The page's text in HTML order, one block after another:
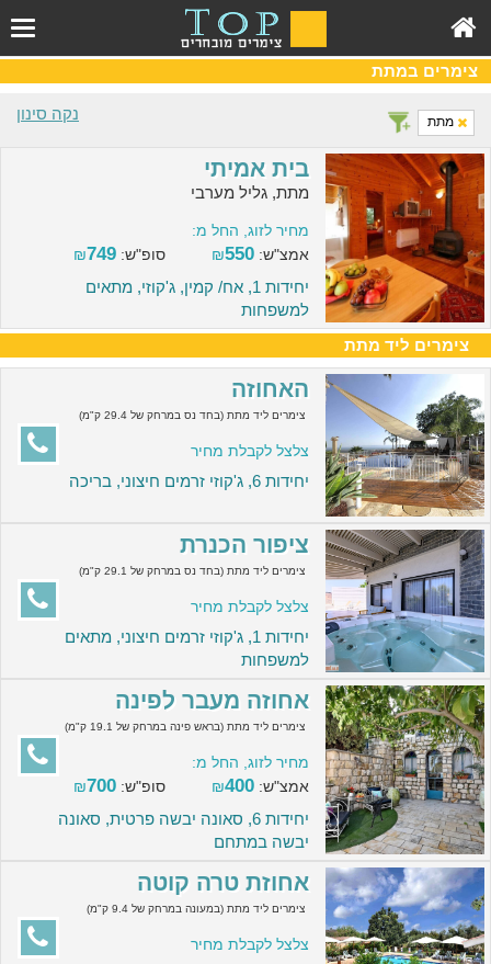
צימרים במתת
נקה סינון מתת
בית אמיתי
מתת, גליל מערבי
מחיר לזוג, החל מ:
אמצ"ש:
₪550 סופ"ש: ₪749
יחידות 1, אח/ קמין, ג'קוזי, מתאים
למשפחות
צימרים ליד מתת
האחוזה
צימרים ליד מתת (בחד נס במרחק של 29.4 ק"מ)
צלצל לקבלת מחיר
יחידות 6, ג'קוזי זרמים חיצוני, בריכה
ציפור הכנרת
צימרים ליד מתת (בחד נס במרחק של 29.1 ק"מ)
צלצל לקבלת מחיר
יחידות 1, ג'קוזי זרמים חיצוני, מתאים
למשפחות
אחוזה מעבר לפינה
צימרים ליד מתת (בראש פינה במרחק של 19.1 ק"מ)
מחיר לזוג, החל מ:
אמצ"ש:
₪400 סופ"ש: ₪700
יחידות 6, סאונה יבשה פרטית, סאונה
יבשה במתחם
אחוזת טרה קוטה
צימרים ליד מתת (במעונה במרחק של 9.4 ק"מ)
צלצל לקבלת מחיר